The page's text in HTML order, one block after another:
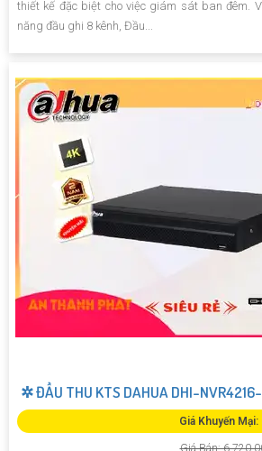
thiết kế đặc biệt cho việc giám sát ban đêm.
năng đầu ghi 8 kênh, Đầu...
✲ ĐẦU THU KTS DAHUA DHI-
Giá Khuyến Mại:
Giá Bán: